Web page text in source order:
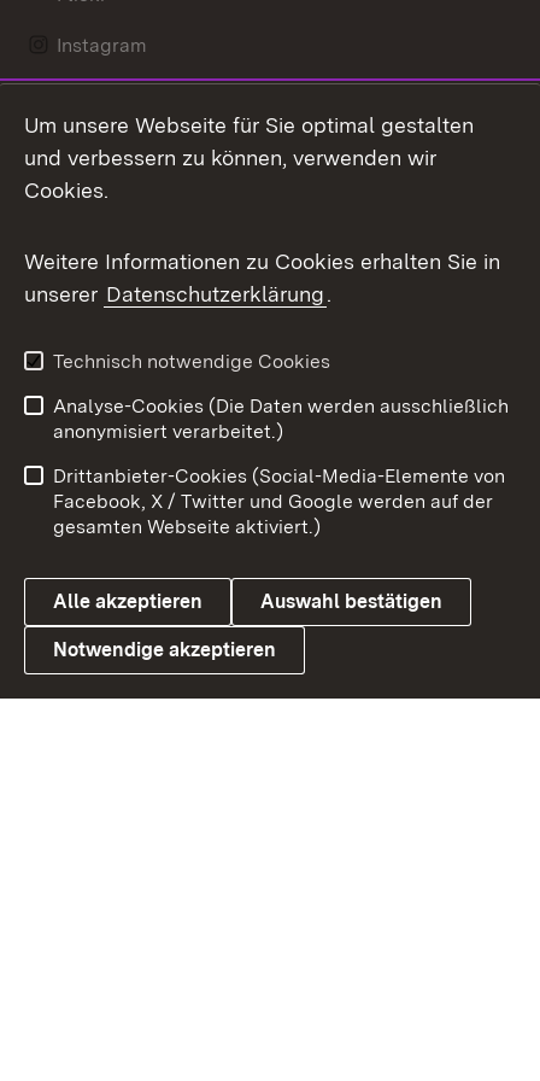
Instagram
Mastodon
Messenger
Social Wall
X / Twitter
Youtube
Link zum Landesportal
Benutzungshinweise
Barrierefreiheit
Datenschutz
Cookies
Um unsere Webseite für Sie optimal gestalten
und verbessern zu können, verwenden wir
Cookies.
Weitere Informationen zu Cookies erhalten Sie in
unserer Datenschutzerklärung.
Technisch notwendige Cookies
Analyse-Cookies (Die Daten werden ausschließlich
anonymisiert verarbeitet.)
Drittanbieter-Cookies (Social-Media-Elemente von
Facebook, X / Twitter und Google werden auf der
gesamten Webseite aktiviert.)
Alle akzeptieren Auswahl bestätigen
Notwendige akzeptieren